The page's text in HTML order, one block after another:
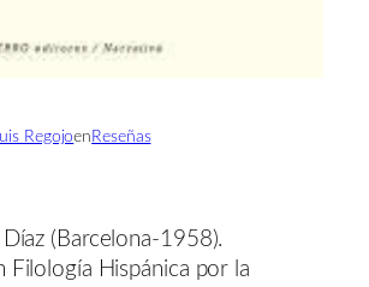
Regojoen Reseñas
Díaz (Barcelona-1958).
Filología Hispánica por la